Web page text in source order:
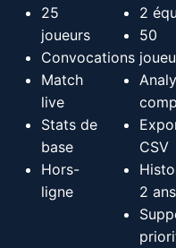
25
joueurs
Convocations
Match
live
Stats de
base
Hors-
ligne
2
50
CSV
2 ans